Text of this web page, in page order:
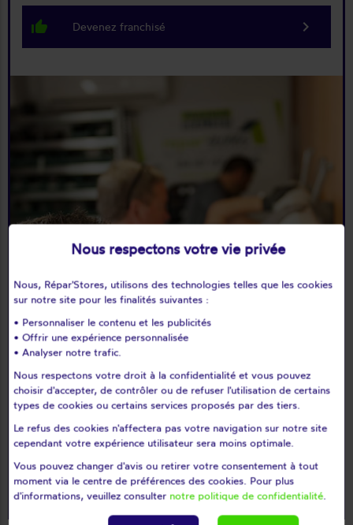
thumb_up_alt Devenez franchisé keyboard_arrow_right
Nous respectons votre vie privée
Nous, Répar'Stores, utilisons des technologies telles que les cookies
sur notre site pour les finalités suivantes :
• Personnaliser le contenu et les publicités
• Offrir une expérience personnalisée
• Analyser notre trafic.
Nous respectons votre droit à la confidentialité et vous pouvez
choisir d'accepter, de contrôler ou de refuser l'utilisation de certains
types de cookies ou certains services proposés par des tiers.
Le refus des cookies n'affectera pas votre navigation sur notre site
cependant votre expérience utilisateur sera moins optimale.
Vous pouvez changer d'avis ou retirer votre consentement à tout
moment via le centre de préférences des cookies. Pour plus
d'informations, veuillez consulter notre politique de confidentialité.